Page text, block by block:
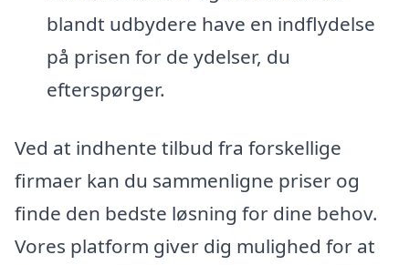
blandt udbydere have en indflydelse
på prisen for de ydelser, du
efterspørger.
Ved at indhente tilbud fra forskellige
firmaer kan du sammenligne priser og
finde den bedste løsning for dine behov.
Vores platform giver dig mulighed for at